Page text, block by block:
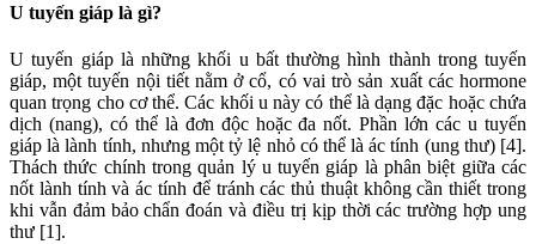
U tuyến giáp là gì?
U tuyến giáp là những khối u bất thường hình thành trong tuyến
giáp, một tuyến nội tiết nằm ở cổ, có vai trò sản xuất các hormone
quan trọng cho cơ thể. Các khối u này có thể là dạng đặc hoặc chứa
dịch (nang), có thể là đơn độc hoặc đa nốt. Phần lớn các u tuyến
giáp là lành tính, nhưng một tỷ lệ nhỏ có thể là ác tính (ung thư) [4].
Thách thức chính trong quản lý u tuyến giáp là phân biệt giữa các
nốt lành tính và ác tính để tránh các thủ thuật không cần thiết trong
khi vẫn đảm bảo chẩn đoán và điều trị kịp thời các trường hợp ung
thư [1].